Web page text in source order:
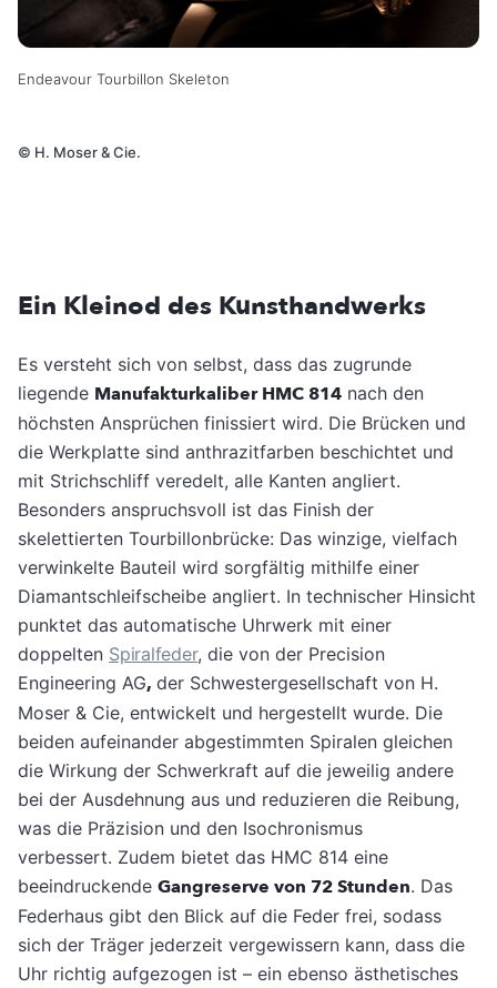
Endeavour Tourbillon Skeleton
© H. Moser & Cie.
Ein Kleinod des Kunsthandwerks
Es versteht sich von selbst, dass das zugrunde
liegende Manufakturkaliber HMC 814 nach den
höchsten Ansprüchen finissiert wird. Die Brücken und
die Werkplatte sind anthrazitfarben beschichtet und
mit Strichschliff veredelt, alle Kanten angliert.
Besonders anspruchsvoll ist das Finish der
skelettierten Tourbillonbrücke: Das winzige, vielfach
verwinkelte Bauteil wird sorgfältig mithilfe einer
Diamantschleifscheibe angliert. In technischer Hinsicht
punktet das automatische Uhrwerk mit einer
doppelten Spiralfeder, die von der Precision
Engineering AG, der Schwestergesellschaft von H.
Moser & Cie, entwickelt und hergestellt wurde. Die
beiden aufeinander abgestimmten Spiralen gleichen
die Wirkung der Schwerkraft auf die jeweilig andere
bei der Ausdehnung aus und reduzieren die Reibung,
was die Präzision und den Isochronismus
verbessert. Zudem bietet das HMC 814 eine
beeindruckende Gangreserve von 72 Stunden. Das
Federhaus gibt den Blick auf die Feder frei, sodass
sich der Träger jederzeit vergewissern kann, dass die
Uhr richtig aufgezogen ist – ein ebenso ästhetisches